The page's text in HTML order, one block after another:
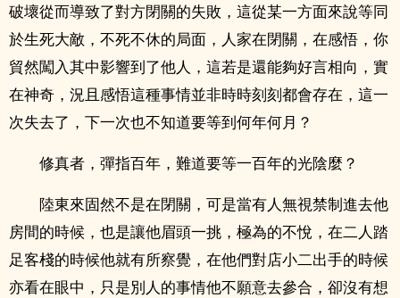
破壞從而導致了對方閉關的失敗，這從某一方面來說等同
於生死大敵，不死不休的局面，人家在閉關，在感悟，你
貿然闖入其中影響到了他人，這若是還能夠好言相向，實
在神奇，況且感悟這種事情並非時時刻刻都會存在，這一
次失去了，下一次也不知道要等到何年何月？
修真者，彈指百年，難道要等一百年的光陰麼？
陸東來固然不是在閉關，可是當有人無視禁制進去他
房間的時候，也是讓他眉頭一挑，極為的不悅，在二人踏
足客棧的時候他就有所察覺，在他們對店小二出手的時候
亦看在眼中，只是別人的事情他不願意去參合，卻沒有想